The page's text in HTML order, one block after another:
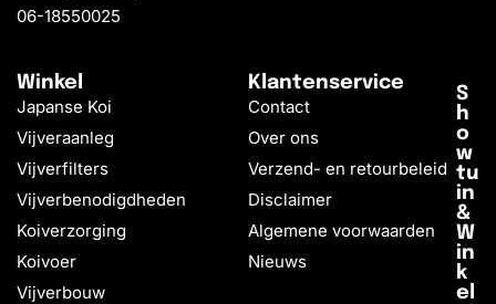
06-18550025
Winkel
Japanse Koi
Vijveraanleg
Vijverfilters
Vijverbenodigdheden
Koiverzorging
Koivoer
Vijverbouw
Klantenservice
Contact
Over ons
Verzend- en retourbeleid
Disclaimer
Algemene voorwaarden
Nieuws
S
h
o
w
tu
in
&
W
in
k
el